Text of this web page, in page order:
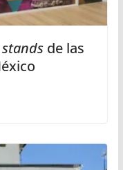
standsde las